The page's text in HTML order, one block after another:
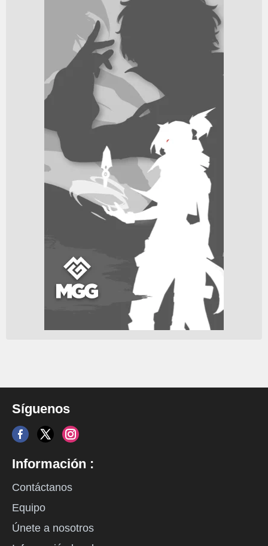
Síguenos
Información :
Contáctanos
Equipo
Únete a nosotros